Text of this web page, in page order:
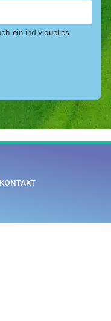
ein individuelles
KONTAKT